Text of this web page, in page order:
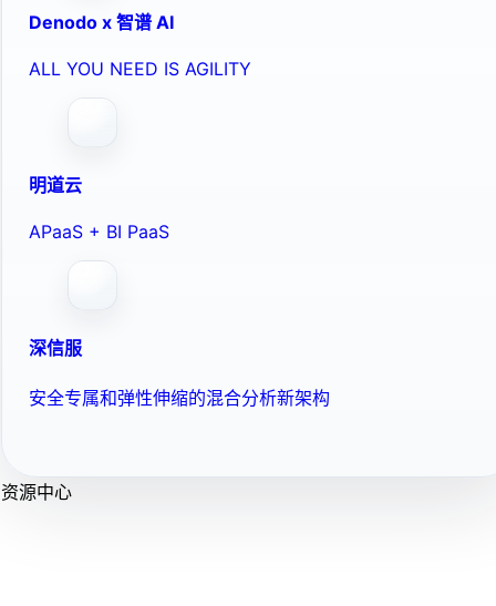
Denodo x 智谱 AI
ALL YOU NEED IS AGILITY
明道云
APaaS + BI PaaS
深信服
安全专属和弹性伸缩的混合分析新架构
资源中心